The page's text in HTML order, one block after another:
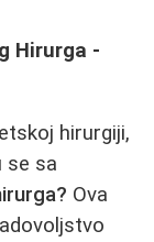
Hirurga -
hirurgiji,
se sa
Ova